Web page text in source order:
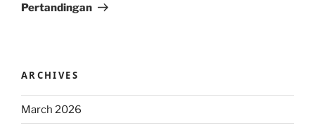
Pertandingan
ARCHIVES
March 2026